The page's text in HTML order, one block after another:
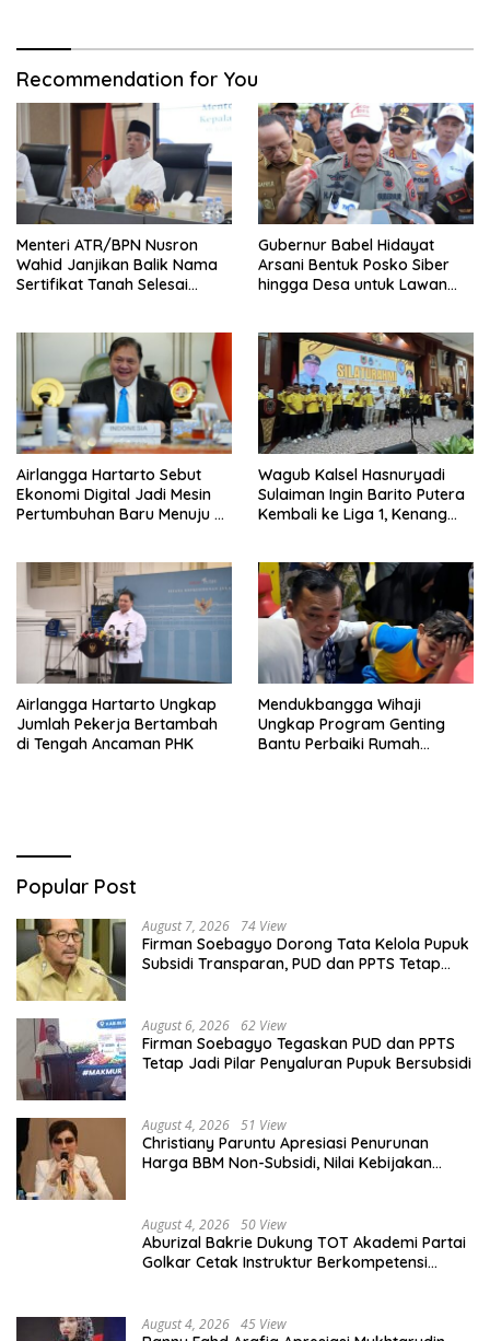
Recommendation for You
Menteri ATR/BPN Nusron
Wahid Janjikan Balik Nama
Sertifikat Tanah Selesai
Gubernur Babel Hidayat
Arsani Bentuk Posko Siber
hingga Desa untuk Lawan
Airlangga Hartarto Sebut
Ekonomi Digital Jadi Mesin
Pertumbuhan Baru Menuju 8
Wagub Kalsel Hasnuryadi
Sulaiman Ingin Barito Putera
Kembali ke Liga 1, Kenang
Airlangga Hartarto Ungkap
Jumlah Pekerja Bertambah
di Tengah Ancaman PHK
Mendukbangga Wihaji
Ungkap Program Genting
Bantu Perbaiki Rumah
Popular Post
August 7, 2026 74 View
Firman Soebagyo Dorong Tata Kelola Pupuk
Subsidi Transparan, PUD dan PPTS Tetap
August 6, 2026 62 View
Firman Soebagyo Tegaskan PUD dan PPTS
Tetap Jadi Pilar Penyaluran Pupuk Bersubsidi
August 4, 2026 51 View
Christiany Paruntu Apresiasi Penurunan
Harga BBM Non-Subsidi, Nilai Kebijakan
August 4, 2026 50 View
Aburizal Bakrie Dukung TOT Akademi Partai
Golkar Cetak Instruktur Berkompetensi
August 4, 2026 45 View